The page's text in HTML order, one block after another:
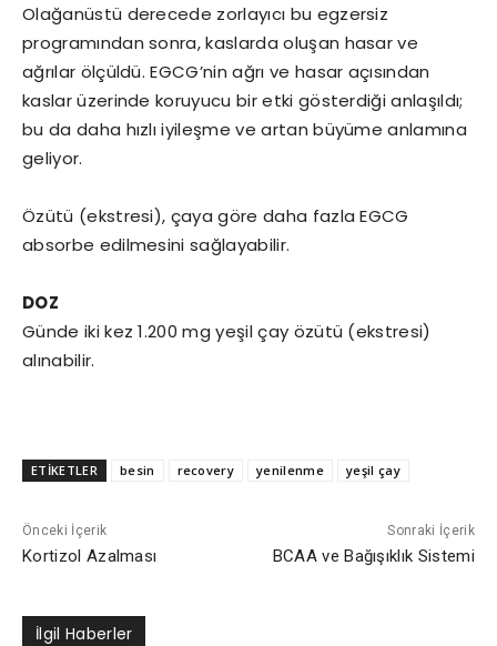
Olağanüstü derecede zorlayıcı bu egzersiz
programından sonra, kaslarda oluşan hasar ve
ağrılar ölçüldü. EGCG’nin ağrı ve hasar açısından
kaslar üzerinde koruyucu bir etki gösterdiği anlaşıldı;
bu da daha hızlı iyileşme ve artan büyüme anlamına
geliyor.
Özütü (ekstresi), çaya göre daha fazla EGCG
absorbe edilmesini sağlayabilir.
DOZ
Günde iki kez 1.200 mg yeşil çay özütü (ekstresi)
alınabilir.
ETİKETLER besin recovery yenilenme yeşil çay
Önceki İçerik
Kortizol Azalması
Sonraki İçerik
BCAA ve Bağışıklık Sistemi
İlgil Haberler